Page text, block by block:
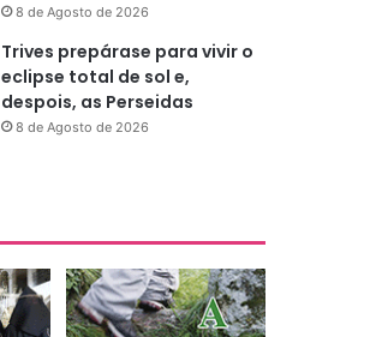
8 de Agosto de 2026
Trives prepárase para vivir o
eclipse total de sol e,
despois, as Perseidas
8 de Agosto de 2026